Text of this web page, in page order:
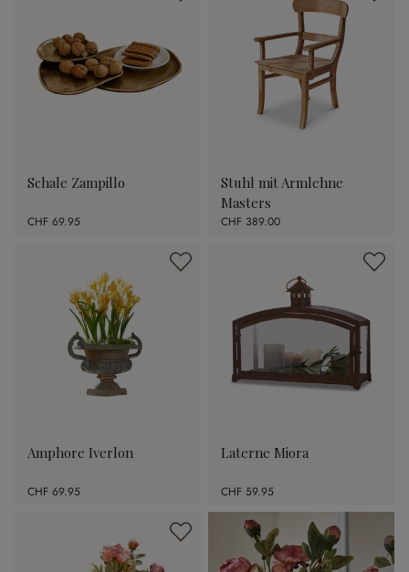
Schale Zampillo
CHF 69.95
Stuhl mit Armlehne
Masters
CHF 389.00
Amphore Iverlon
CHF 69.95
Laterne Miora
CHF 59.95